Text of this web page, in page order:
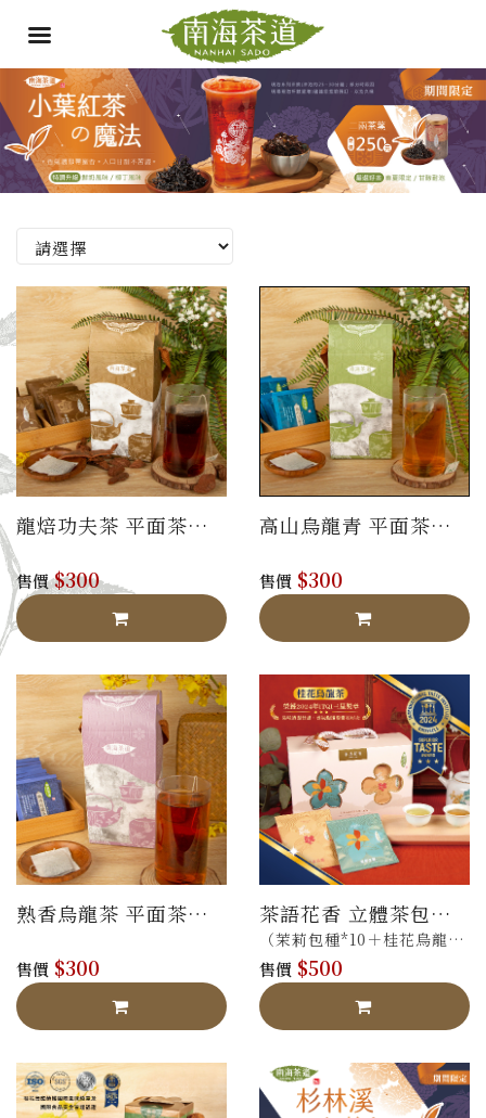
龍焙功夫茶 平面茶包
售價$300
高山烏龍青 平面茶包
售價 $300
熟香烏龍茶 平面茶包
售價 $300
茶語花香 立體茶包禮
盒
（茉莉包種*10＋桂花烏龍
*10）
售價 $500